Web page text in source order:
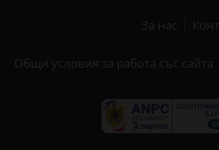
За нас
Общи условия за работа със сайта